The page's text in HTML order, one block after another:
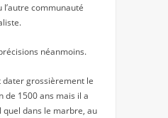
l’autre communauté
néanmoins.
dater grossièrement le
de 1500 ans mais il a
quel dans le marbre, au